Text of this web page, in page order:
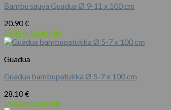
Bambu sauva Guadua Ø 9-11 x 100 cm
20.90€
Lisää ostoskoriin
Guadua
Guadua bambupatukka Ø 5-7 x 100 cm
28.10€
Lisää ostoskoriin